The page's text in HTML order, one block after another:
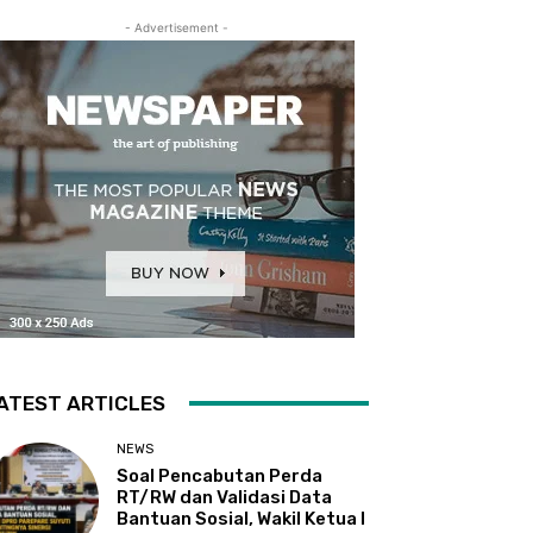
- Advertisement -
ARTICLES
NEWS
Soal Pencabutan Perda
RT/RW dan Validasi Data
Bantuan Sosial, Wakil Ketua I